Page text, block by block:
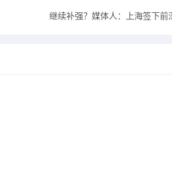
继续补强？媒体人：上海签下前